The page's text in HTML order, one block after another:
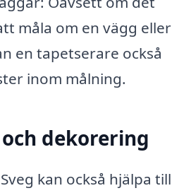
måla om en vägg eller
en tapetserare också
inom målning.
dekorering
kan också hjälpa till